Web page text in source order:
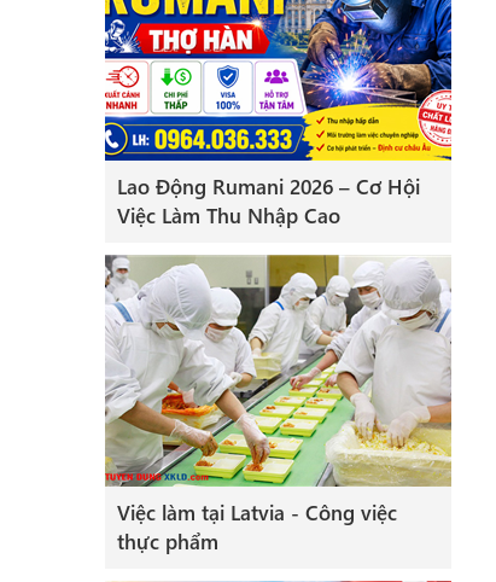
Lao Động Rumani 2026 – Cơ Hội
Việc Làm Thu Nhập Cao
Việc làm tại Latvia - Công việc
thực phẩm